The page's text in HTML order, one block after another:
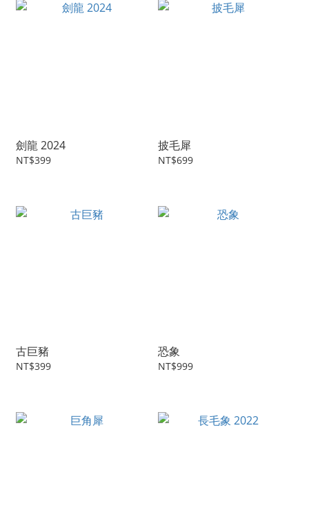
劍龍 2024
NT$399
披毛犀
NT$699
古巨豬
NT$399
恐象
NT$999